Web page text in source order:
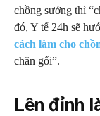
chồng sướng thì
đó, Y tế 24h sẽ
cách làm cho
chăn gối”.
Lên đỉnh